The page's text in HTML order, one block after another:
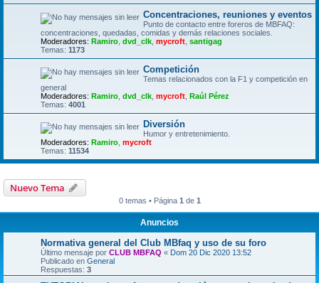
Concentraciones, reuniones y eventos
Punto de contacto entre foreros de MBFAQ:
concentraciones, quedadas, comidas y demás relaciones sociales.
Moderadores: Ramiro dvd_clk mycroft santigag
Temas: 1173
Competición
Temas relacionados con la F1 y competición en
general
Moderadores: Ramiro dvd_clk mycroft Raúl Pérez
Temas: 4001
Diversión
Humor y entretenimiento.
Moderadores: Ramiro mycroft
Temas: 11534
Nuevo Tema
0 temas • Página 1 de 1
Anuncios
Normativa general del Club MBfaq y uso de su foro
Último mensaje por CLUB MBFAQ « Dom 20 Dic 2020 13:52
Publicado en General
Respuestas: 3